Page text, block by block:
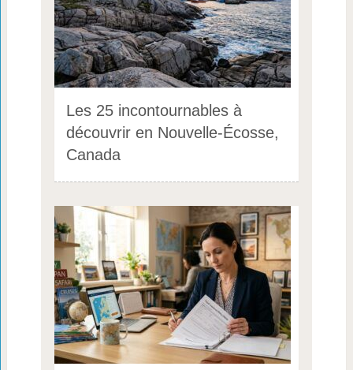
Les 25 incontournables à
découvrir en Nouvelle-Écosse,
Canada